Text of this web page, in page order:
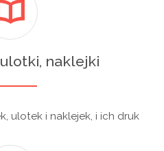
naklejki
ulotek i naklejek, i ich druk